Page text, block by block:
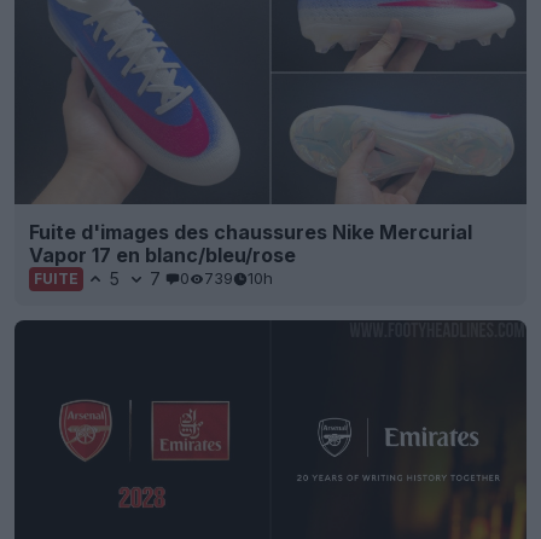
Fuite d'images des chaussures Nike Mercurial
Vapor 17 en blanc/bleu/rose
FUITE 5 7 0 739 10h